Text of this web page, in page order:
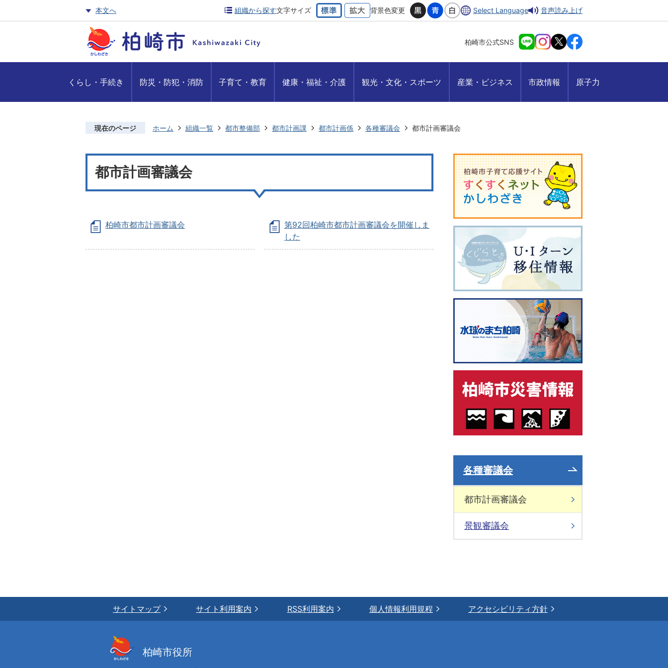
本文へ 組織から探す文字サイズ 背景色変更 Select Language 音声読み上げ
柏崎市公式SNS
くらし・手続き 防災・防犯・消防 子育て・教育 健康・福祉・介護 観光・文化・スポーツ 産業・ビジネス 市政情報 原子力
現在のページ ホーム 組織一覧 都市整備部 都市計画課 都市計画係 各種審議会 都市計画審議会
都市計画審議会
柏崎市都市計画審議会
第92回柏崎市都市計画審議会を開催しま
した
各種審議会
都市計画審議会
景観審議会
サイトマップ サイト利用案内 RSS利用案内 個人情報利用規程 アクセシビリティ方針
柏崎市役所